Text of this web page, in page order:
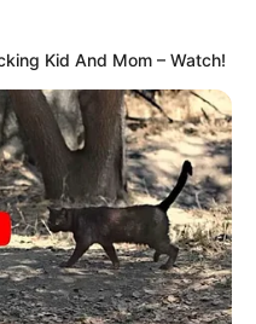
ของใคร ?
ทำในสิ่งที่เชื่อ
Kid And Mom – Watch!